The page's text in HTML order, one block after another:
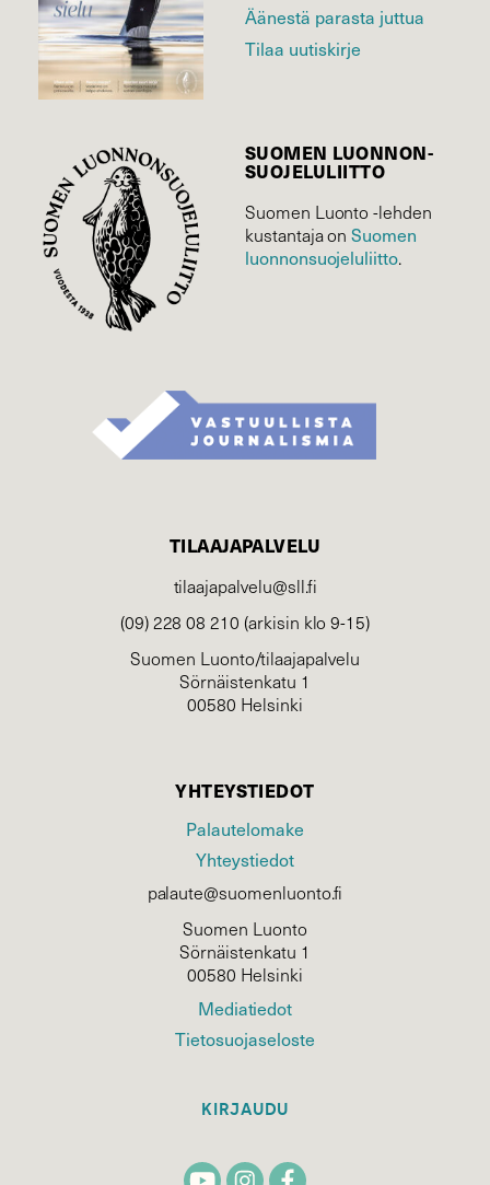
Äänestä parasta juttua
Tilaa uutiskirje
SUOMEN LUONNON­
SUOJELU­LIITTO
Suomen Luonto -lehden
kustantaja onSuomen
luonnonsuojelu­liitto.
TILAAJAPALVELU
tilaajapalvelu@sll.fi
(09) 228 08 210 (arkisin klo 9-15)
Suomen Luonto/tilaajapalvelu
Sörnäistenkatu 1
00580 Helsinki
YHTEYSTIEDOT
Palautelomake
Yhteystiedot
palaute@suomenluonto.fi
Suomen Luonto
Sörnäistenkatu 1
00580 Helsinki
Mediatiedot
Tietosuojaseloste
KIRJAUDU